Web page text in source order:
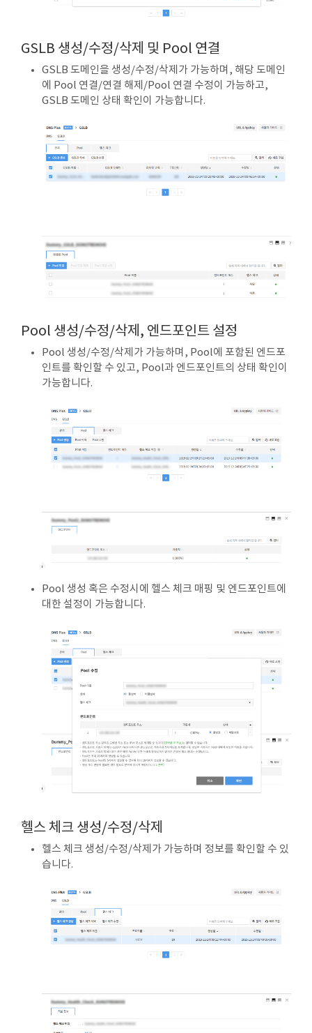
GSLB 생성/수정/삭제 및 Pool 연결
GSLB 도메인을 생성/수정/삭제가 가능하며, 해당 도메인
에 Pool 연결/연결 해제/Pool 연결 수정이 가능하고,
GSLB 도메인 상태 확인이 가능합니다.
Pool 생성/수정/삭제, 엔드포인트 설정
Pool 생성/수정/삭제가 가능하며, Pool에 포함된 엔드포
인트를 확인할 수 있고, Pool과 엔드포인트의 상태 확인이
가능합니다.
Pool 생성 혹은 수정시에 헬스 체크 매핑 및 엔드포인트에
대한 설정이 가능합니다.
헬스 체크 생성/수정/삭제
헬스 체크 생성/수정/삭제가 가능하며 정보를 확인할 수 있
습니다.